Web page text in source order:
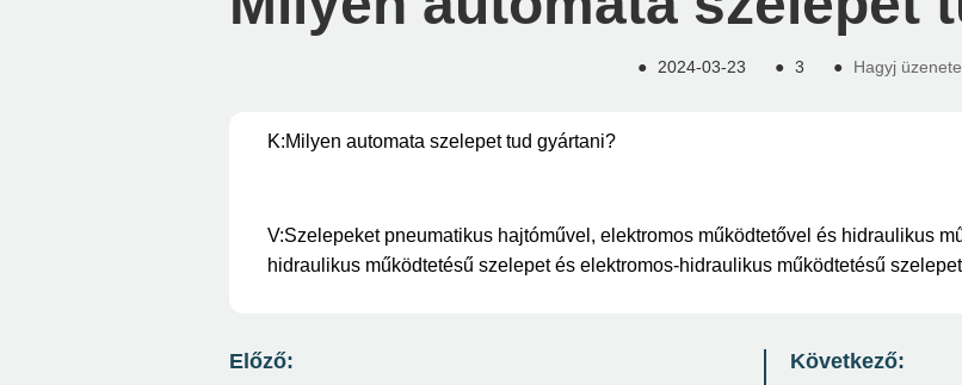
● 2024-03-23 ● 3 ● Hagyj
K:Milyen automata szelepet tud gyártani?
V:Szelepeket pneumatikus hajtóművel, elektromos működtetővel és hidraulikus
hidraulikus működtetésű szelepet és elektromos-hidraulikus működtetésű
Előző: Következő: